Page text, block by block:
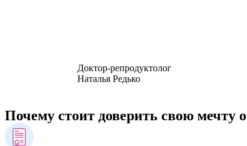
Доктор-репродуктолог
Наталья Редько
Почему стоит доверить свою мечту